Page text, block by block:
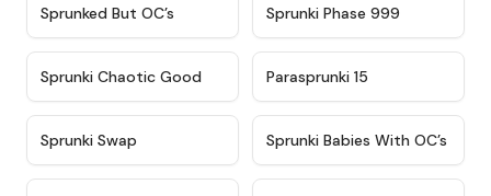
Sprunked But OC’s Sprunki Phase 999
★ 4.7
Sprunki Chaotic Good Parasprunki 15
Sprunki Swap ★ 4.8
Sprunki Babies With OC’s